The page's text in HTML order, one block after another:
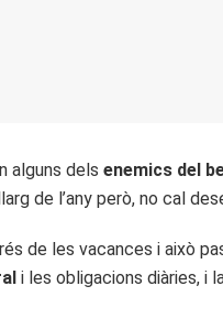
alguns dels enemics del
de l’any però, no cal
de les vacances i això
i les obligacions diàries, i